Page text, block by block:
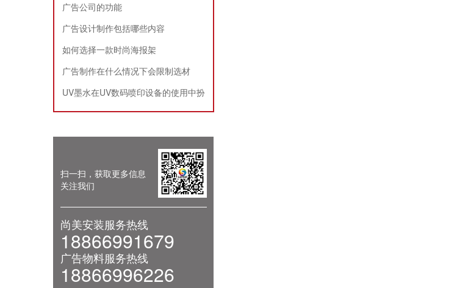
广告公司的功能
广告设计制作包括哪些内容
如何选择一款时尚海报架
广告制作在什么情况下会限制选材
UV墨水在UV数码喷印设备的使用中扮
演的角色
扫一扫，获取更多信息
关注我们
尚美安装服务热线
18866991679
广告物料服务热线
18866996226